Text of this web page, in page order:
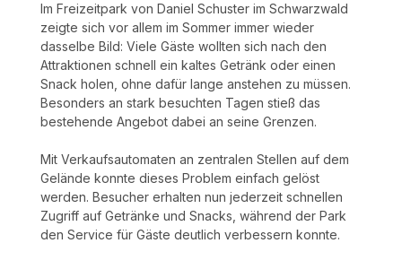
Im Freizeitpark von Daniel Schuster im Schwarzwald
zeigte sich vor allem im Sommer immer wieder
dasselbe Bild: Viele Gäste wollten sich nach den
Attraktionen schnell ein kaltes Getränk oder einen
Snack holen, ohne dafür lange anstehen zu müssen.
Besonders an stark besuchten Tagen stieß das
bestehende Angebot dabei an seine Grenzen.
Mit Verkaufsautomaten an zentralen Stellen auf dem
Gelände konnte dieses Problem einfach gelöst
werden. Besucher erhalten nun jederzeit schnellen
Zugriff auf Getränke und Snacks, während der Park
den Service für Gäste deutlich verbessern konnte.